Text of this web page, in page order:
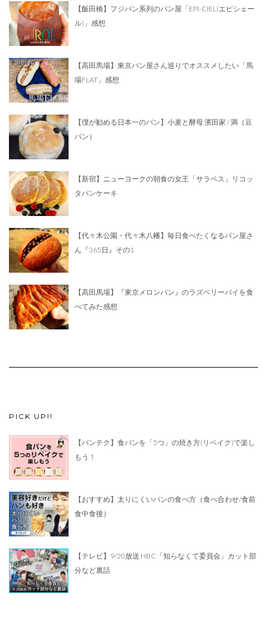
【飯田橋】フジパン系列のパン屋「EPI-CIEL(エピシェー
ル)」感想
【高田馬場】東京パン屋さん巡りでオススメしたい「馬
場FLAT」感想
【僕が勧める日本一のパン】小麦と酵母 濱田家 / 満（豆
パン）
【新宿】ニューヨークの朝食の女王「サラベス」リコッ
タパンケーキ
【代々木公園・代々木八幡】毎日食べたくなるパン屋さ
ん『365日』その1
【高田馬場】『東京メロンパン』のラズベリーパイを食
べてみた感想
PICK UP!!
【パンテク】食パンを「5つ」の焼き方(リベイク)で楽し
もう！
【おすすめ】太りにくいパンの食べ方（食べ合わせ/食前
食中食後）
【テレビ】9/20放送 HBC「知らなくて委員会」カット部
分など裏話